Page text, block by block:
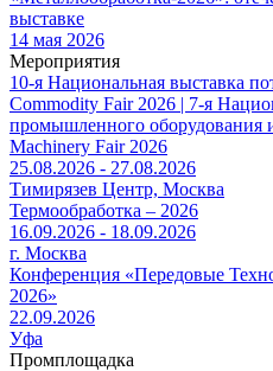
выставке
14 мая 2026
Мероприятия
10-я Национальная выставка
Commodity Fair 2026 | 7-я
промышленного оборудования
Machinery Fair 2026
25.08.2026 - 27.08.2026
Тимирязев Центр, Москва
Термообработка – 2026
16.09.2026 - 18.09.2026
г. Москва
Конференция «Передовые
2026»
22.09.2026
Уфа
Промплощадка